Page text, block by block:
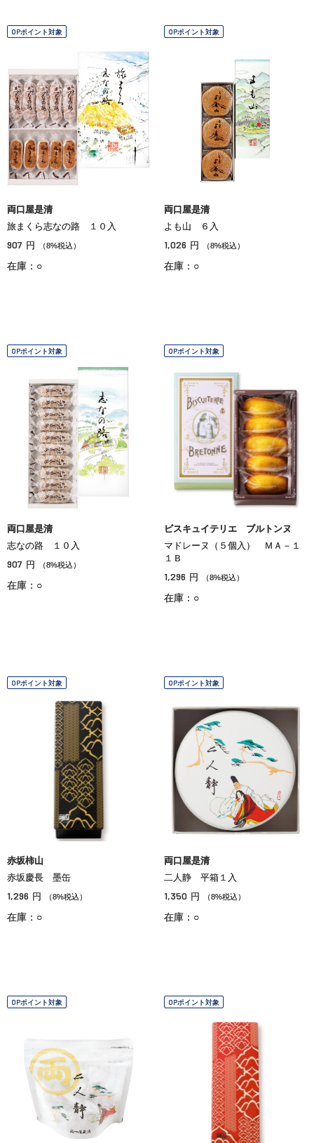
OPポイント対象
両口屋是清
旅まくら志なの路 １０入
907 円 （8%税込）
在庫：○
OPポイント対象
両口屋是清
よも山 ６入
1,026 円 （8%税込）
在庫：○
OPポイント対象
両口屋是清
志なの路 １０入
907 円 （8%税込）
在庫：○
OPポイント対象
ビスキュイテリエ ブルトンヌ
マドレーヌ（５個入） ＭＡ－１
１Ｂ
1,296 円 （8%税込）
在庫：○
OPポイント対象
赤坂柿山
赤坂慶長 墨缶
1,296 円 （8%税込）
在庫：○
OPポイント対象
両口屋是清
二人静 平箱１入
1,350 円 （8%税込）
在庫：○
OPポイント対象 OPポイント対象